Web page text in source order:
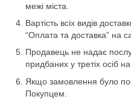
межі міста.
Вартість всіх видів
“Оплата та доставка” на
Продавець не надає
придбаних у третіх осіб
Якщо замовлення було
Покупцем.